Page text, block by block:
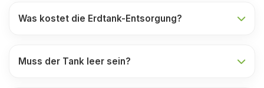
Was kostet die Erdtank-Entsorgung?
Muss der Tank leer sein?